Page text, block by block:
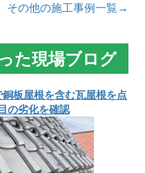
その他の施工事例一覧→
た現場ブログ
板屋根を含む瓦屋根を点
の劣化を確認